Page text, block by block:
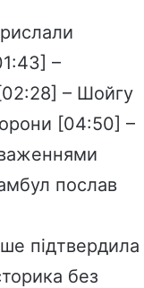
–
– Шойгу
[04:50] –
послав
підтвердила
без